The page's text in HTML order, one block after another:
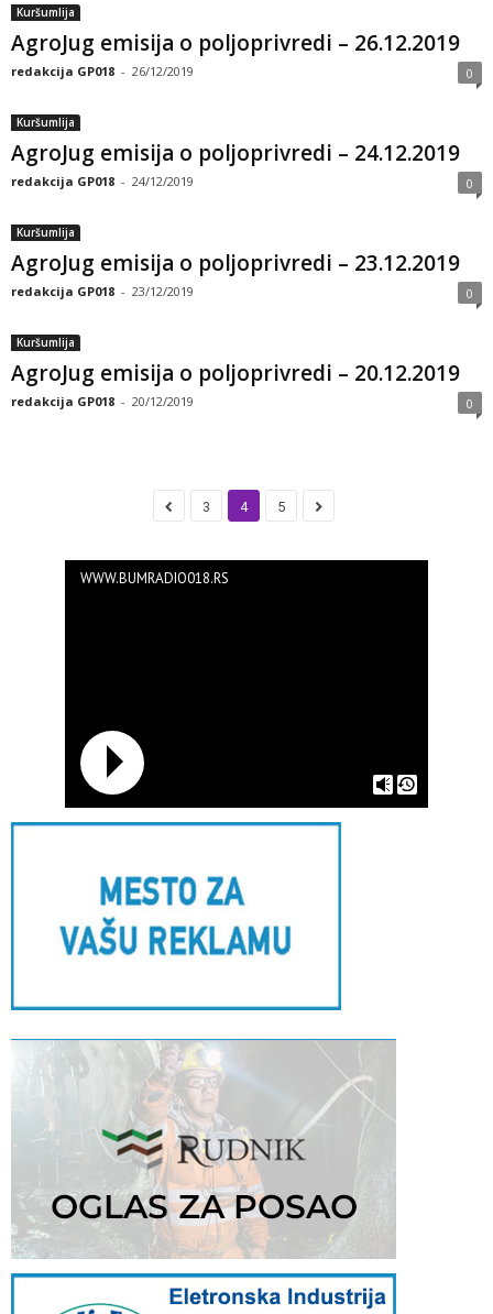
Kuršumlija
AgroJug emisija o poljoprivredi – 26.12.2019
redakcija GP018 - 26/12/2019 0
Kuršumlija
AgroJug emisija o poljoprivredi – 24.12.2019
redakcija GP018 - 24/12/2019 0
Kuršumlija
AgroJug emisija o poljoprivredi – 23.12.2019
redakcija GP018 - 23/12/2019 0
Kuršumlija
AgroJug emisija o poljoprivredi – 20.12.2019
redakcija GP018 - 20/12/2019 0
3 4 5
WWW.BUMRADIO018.RS